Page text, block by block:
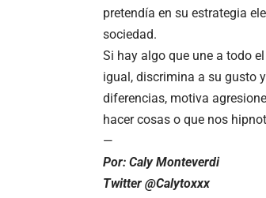
pretendía en su estrategia
sociedad.
Si hay algo que une a todo
igual, discrimina a su gusto
diferencias, motiva
hacer cosas o que nos
—
Por: Caly Monteverdi
Twitter @Calytoxxx